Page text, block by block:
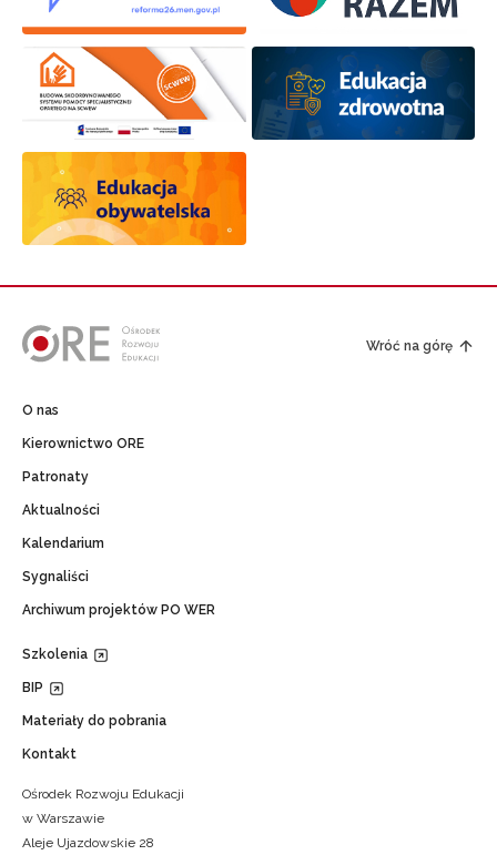
Wróć na górę
O nas
Kierownictwo ORE
Patronaty
Aktualności
Kalendarium
Sygnaliści
Archiwum projektów PO WER
Szkolenia
BIP
Materiały do pobrania
Kontakt
Ośrodek Rozwoju Edukacji
w Warszawie
Aleje Ujazdowskie 28